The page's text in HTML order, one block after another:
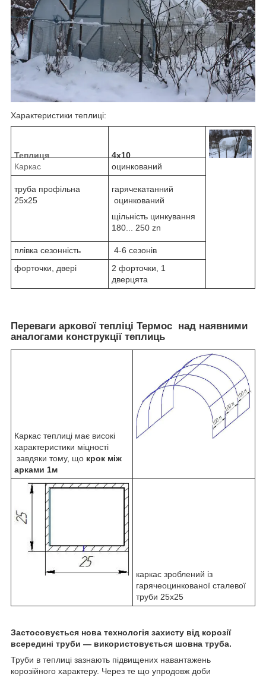
Характеристики теплиці:
Теплиця
4х10
Каркас
оцинкований
труба профільна
25х25
гарячекатанний
оцинкований
щільність цинкування
180... 250 zn
плівка сезонність
4-6 сезонів
форточки, двері
2 форточки, 1
дверцята
Переваги аркової тепліці Термос над наявними
аналогами конструкції теплиць
Каркас теплиці має високі
характеристики міцності
завдяки тому, що крок між
арками 1м
каркас зроблений із
гарячеоцинкованої сталевої
труби 25х25
Застосовується нова технологія захисту від корозії
всередині труби — використовується шовна труба.
Труби в теплиці зазнають підвищених навантажень
корозійного характеру. Через те що упродовж доби